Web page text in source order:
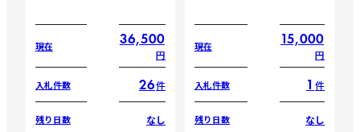
現在 36,500
円
入札件数 26件
残り日数 なし
現在 15,000
円
入札件数 1 件
残り日数 なし